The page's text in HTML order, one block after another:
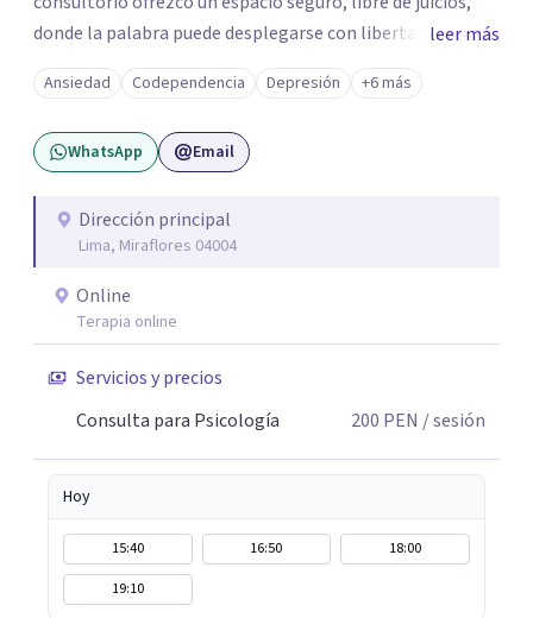
donde la palabra puede desplegarse con libertad. Mi
objetivo es acompañarte a explorar tus emociones,
pensamientos y vínculos, favoreciendo un mayor
bienestar y una relación más amable contigo mismo/a.
leer más
Ansiedad Codependencia Depresión +6 más
WhatsApp Email
Dirección principal
Lima, Miraflores 04004
Online
Terapia online
Servicios y precios
Consulta para Psicología
200 PEN / sesión
Hoy
15:40 16:50
18:00
19:10